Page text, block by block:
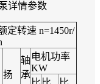
详情参数
定转速 n=1450r/
扬
轴
承
电机功率
KW